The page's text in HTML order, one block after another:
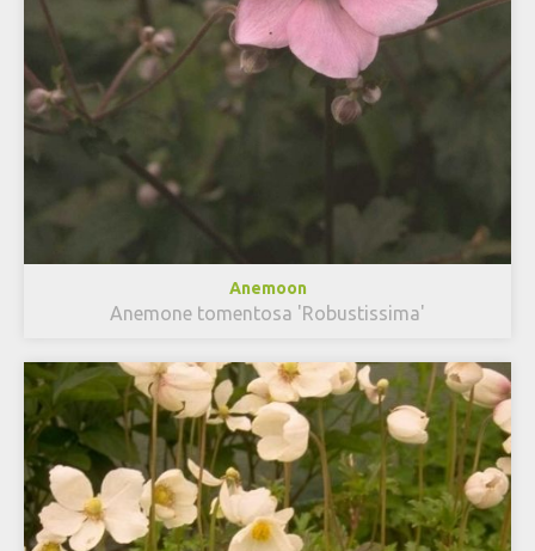
Anemoon
Anemone tomentosa 'Robustissima'